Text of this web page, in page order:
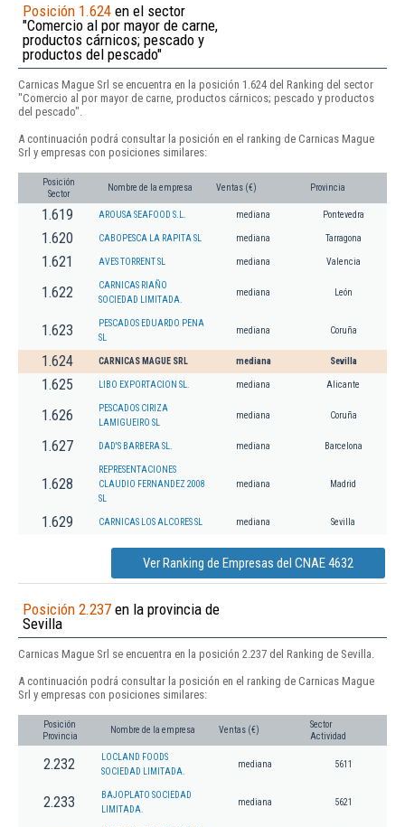
Posición 1.624 en el sector
"Comercio al por mayor de carne,
productos cárnicos; pescado y
productos del pescado"
Carnicas Mague Srl se encuentra en la posición 1.624 del Ranking del sector
"Comercio al por mayor de carne, productos cárnicos; pescado y productos
del pescado".
A continuación podrá consultar la posición en el ranking de Carnicas Mague
Srl y empresas con posiciones similares:
Posición
Sector
Nombre de la empresa Ventas (€) Provincia
1.619 AROUSA SEAFOOD S.L. mediana Pontevedra
1.620 CABOPESCA LA RAPITA SL mediana Tarragona
1.621 AVES TORRENT SL mediana Valencia
1.622
CARNICAS RIAÑO
SOCIEDAD LIMITADA.
mediana León
1.623
PESCADOS EDUARDO PENA
SL
mediana Coruña
1.624 CARNICAS MAGUE SRL mediana Sevilla
1.625 LIBO EXPORTACION SL. mediana Alicante
1.626
PESCADOS CIRIZA
LAMIGUEIRO SL
mediana Coruña
1.627 DAD'S BARBERA SL. mediana Barcelona
1.628
REPRESENTACIONES
CLAUDIO FERNANDEZ 2008
SL
mediana Madrid
1.629 CARNICAS LOS ALCORES SL mediana Sevilla
Ver Ranking de Empresas del CNAE 4632
Posición 2.237 en la provincia de
Sevilla
Carnicas Mague Srl se encuentra en la posición 2.237 del Ranking de Sevilla.
A continuación podrá consultar la posición en el ranking de Carnicas Mague
Srl y empresas con posiciones similares:
Posición
Provincia
Nombre de la empresa Ventas (€)
Sector
Actividad
2.232
LOCLAND FOODS
SOCIEDAD LIMITADA.
mediana 5611
2.233
BAJOPLATO SOCIEDAD
LIMITADA.
mediana 5621